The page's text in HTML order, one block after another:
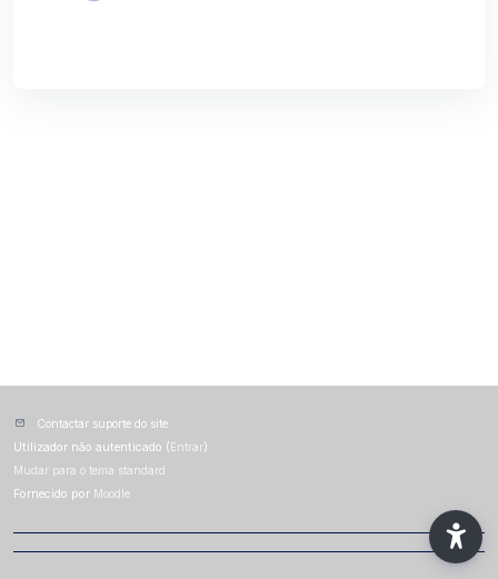
Contactar suporte do site
Utilizador não autenticado (Entrar)
Mudar para o tema standard
Fornecido por Moodle